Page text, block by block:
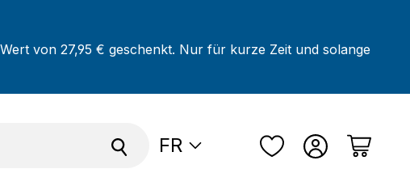
von 27,95 € geschenkt. Nur für kurze Zeit und solange
FR